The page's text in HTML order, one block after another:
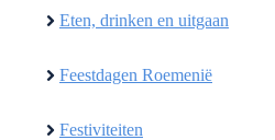
Eten, drinken en uitgaan
Feestdagen Roemenië
Festiviteiten